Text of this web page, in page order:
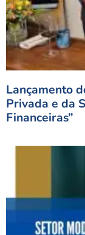
Lançamento
Privada e da
Financeiras”